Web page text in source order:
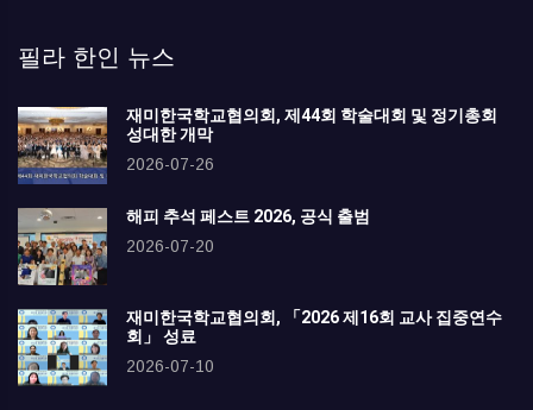
필라 한인 뉴스
재미한국학교협의회, 제44회 학술대회 및 정기총회
성대한 개막
2026-07-26
해피 추석 페스트 2026, 공식 출범
2026-07-20
재미한국학교협의회, 「2026 제16회 교사 집중연수
회」 성료
2026-07-10